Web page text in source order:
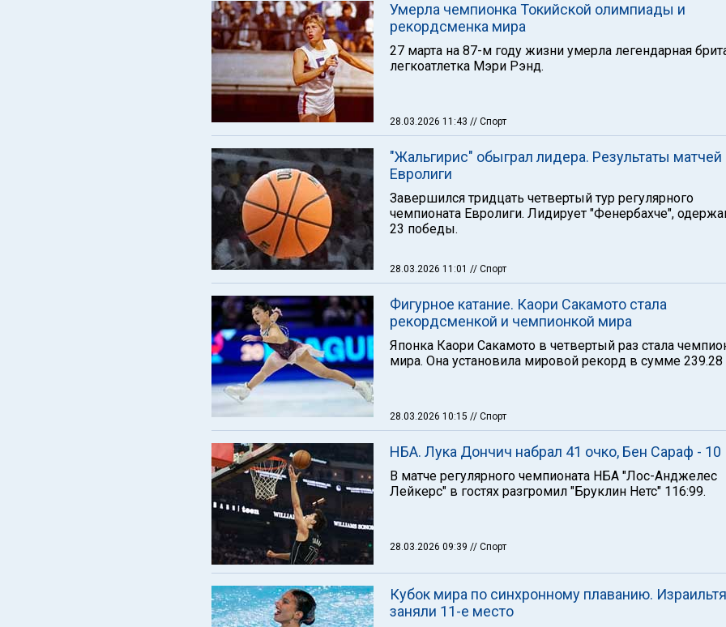
Умерла чемпионка Токийской олимпиады и
рекордсменка мира
27 марта на 87-м году жизни умерла легендарная
легкоатлетка Мэри Рэнд.
28.03.2026 11:43 // Спорт
"Жальгирис" обыграл лидера. Результаты матчей
Евролиги
Завершился тридцать четвертый тур регулярного
чемпионата Евролиги. Лидирует "Фенербахче",
23 победы.
28.03.2026 11:01 // Спорт
Фигурное катание. Каори Сакамото стала
рекордсменкой и чемпионкой мира
Японка Каори Сакамото в четвертый раз стала
мира. Она установила мировой рекорд в сумме 239.28
28.03.2026 10:15 // Спорт
НБА. Лука Дончич набрал 41 очко, Бен Сараф - 10
В матче регулярного чемпионата НБА "Лос-Анджелес
Лейкерс" в гостях разгромил "Бруклин Нетс" 116:99.
28.03.2026 09:39 // Спорт
Кубок мира по синхронному плаванию.
заняли 11-е место